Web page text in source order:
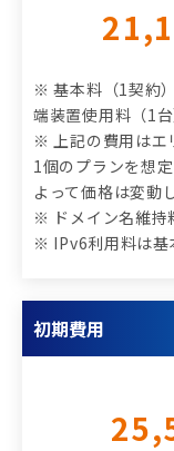
※ 基本料（1契約
端装置使用料（1
※ 上記の費用はエ
1個のプランを想
よって価格は変動
※ ドメイン名維持
※ IPv6利用料は基
初期費用